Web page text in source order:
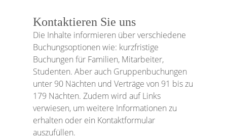
Kontaktieren Sie uns
Die Inhalte informieren über verschiedene
Buchungsoptionen wie: kurzfristige
Buchungen für Familien, Mitarbeiter,
Studenten. Aber auch Gruppenbuchungen
unter 90 Nächten und Verträge von 91 bis zu
179 Nächten. Zudem wird auf Links
verwiesen, um weitere Informationen zu
erhalten oder ein Kontaktformular
auszufüllen.